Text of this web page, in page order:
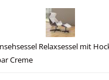
Relaxsessel mit
Creme